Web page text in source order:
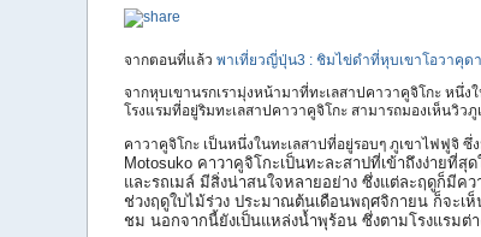
จากตอนที่แล้ว พาเที่ยวญี่ปุ่น3 : ชิมไข่ดำที่หุบเขาโอวาคุด
จากหุบเขานรกเรามุ่งหน้ามาที่ทะเลสาปคาวาคูจิโกะ หนึ่
โรงแรมที่อยู่ริมทะเลสาปคาวาคูจิโกะ สามารถมองเห็นวิว
คาวาคูจิโกะ เป็นหนึ่งในทะเลสาปที่อยู่รอบๆ ภูเขาไฟฟูจิ
Motosuko คาวาคูจิโกะเป็นทะละสาปที่เข้าถึงง่ายที่สุ
และรถเมล์ มีสิ่งน่าสนใจหลายอย่าง ซึ่งแต่ละฤดูก็มีค
ช่วงฤดูใบไม้ร่วง ประมาณต้นเดือนพฤศจิกายน ก็จะเ
ชม นอกจากนี้ยังเป็นแหล่งน้ำพุร้อน ซึ่งตามโรงแรม